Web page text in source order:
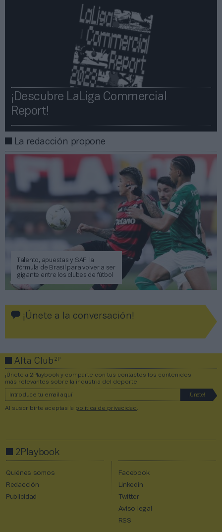
¡Descubre LaLiga Commercial
Report!​​
La redacción propone
Talento, apuestas y SAF: la
fórmula de Brasil para volver a ser
gigante entre los clubes de fútbol
¡Únete a la conversación!
Alta Club2P
¡Únete a 2Playbook y comparte con tus contactos los contenidos
más relevantes sobre la industria del deporte!
Al suscribirte aceptas la política de privacidad
2Playbook
Quiénes somos
Redacción
Publicidad
Facebook
Linkedin
Twitter
Aviso legal
RSS